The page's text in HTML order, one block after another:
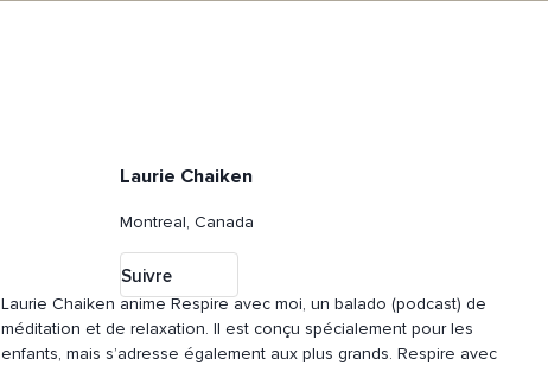
Laurie Chaiken
Montreal, Canada
Suivre
Laurie Chaiken anime Respire avec moi, un balado (podcast) de
méditation et de relaxation. Il est conçu spécialement pour les
enfants, mais s’adresse également aux plus grands. Respire avec